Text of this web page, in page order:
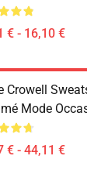
€ - 16,10 €
Crowell
Mode
€ - 44,11 €